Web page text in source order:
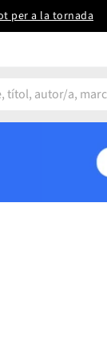
per a la tornada